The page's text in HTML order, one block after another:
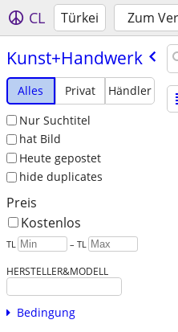
CL Türkei Zum
Kunst+Handwerk
Alles Privat
Händler
Nur Suchtitel
hat Bild
Heute gepostet
hide duplicates
Preis
Kostenlos
TL – TL
HERSTELLER&MODELL
Bedingung